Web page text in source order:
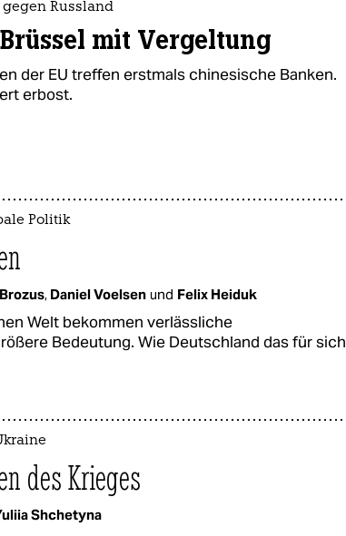
Russland
mit Vergeltung
der EU treffen erstmals chinesische Banken.
erbost.
Politik
, Daniel Voelsen und Felix Heiduk
Welt bekommen verlässliche
Bedeutung. Wie Deutschland das für sich
des Krieges
Shchetyna